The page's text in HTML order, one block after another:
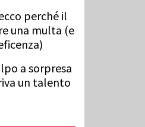
perché il
una multa (e
a sorpresa
un talento